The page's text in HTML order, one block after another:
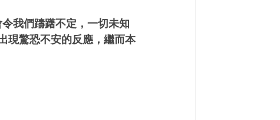
我們躊躇不定，一切未知
現驚恐不安的反應，繼而本